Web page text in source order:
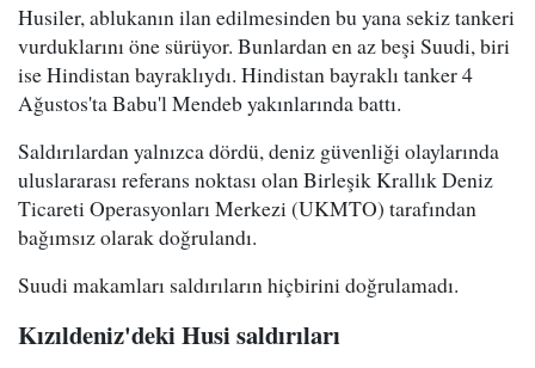
Husiler, ablukanın ilan edilmesinden bu yana sekiz tankeri
vurduklarını öne sürüyor. Bunlardan en az beşi Suudi, biri
ise Hindistan bayraklıydı. Hindistan bayraklı tanker 4
Ağustos'ta Babu'l Mendeb yakınlarında battı.
Saldırılardan yalnızca dördü, deniz güvenliği olaylarında
uluslararası referans noktası olan Birleşik Krallık Deniz
Ticareti Operasyonları Merkezi (UKMTO) tarafından
bağımsız olarak doğrulandı.
Suudi makamları saldırıların hiçbirini doğrulamadı.
Kızıldeniz'deki Husi saldırıları